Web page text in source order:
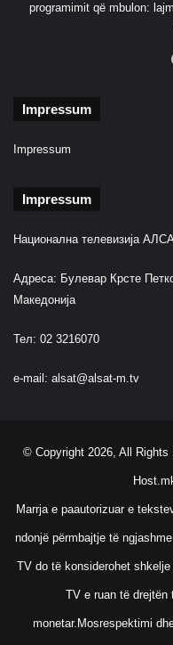
programimit që mbulon:
Impressum
Impressum
Impressum
Национална телевизија
Адреса: Булевар Крсте
Македонија
Тел: 02 3216070
e-mail: alsat@alsat-m.tv
© Copyright 2026, All
Marrja e paautorizuar e
ndonjë përmbajtje të
TV do të konsiderohet
TV e ruan të drejtën
monetar.Mosrespektimi